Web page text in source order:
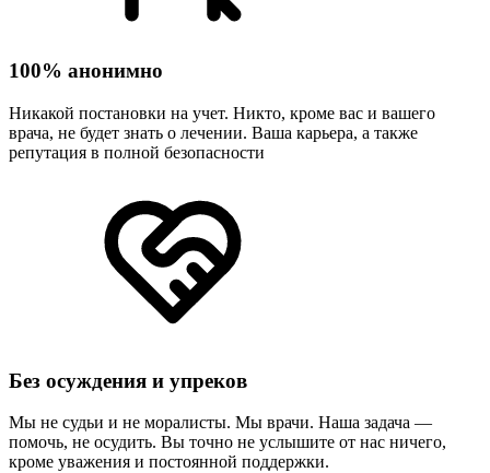
100% анонимно
Никакой постановки на учет. Никто, кроме вас и вашего
врача, не будет знать о лечении. Ваша карьера, а также
репутация в полной безопасности
Без осуждения и упреков
Мы не судьи и не моралисты. Мы врачи. Наша задача —
помочь, не осудить. Вы точно не услышите от нас ничего,
кроме уважения и постоянной поддержки.